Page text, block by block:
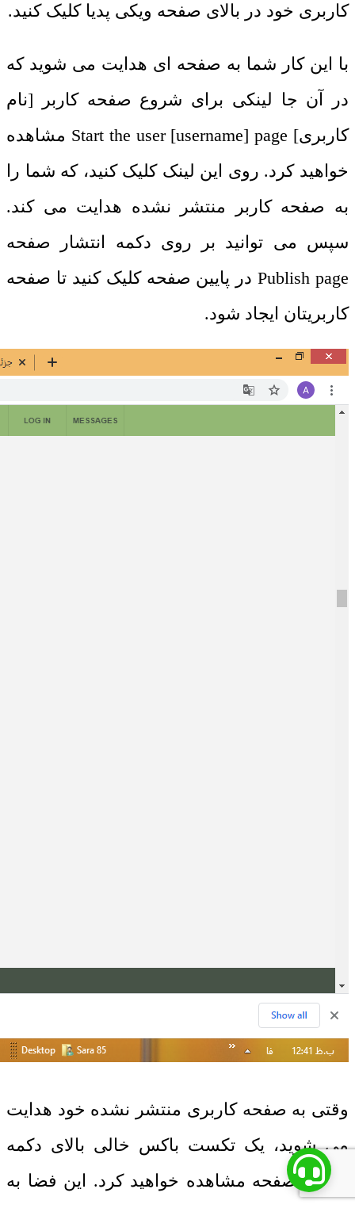
کاربری خود در بالای صفحه ویکی پدیا کلیک کنید.
با این کار شما به صفحه ای هدایت می شوید که
در آن جا لینکی برای شروع صفحه کاربر [نام
کاربری] Start the user [username] page مشاهده
خواهید کرد. روی این لینک کلیک کنید، که شما را
به صفحه کاربر منتشر نشده هدایت می کند.
سپس می توانید بر روی دکمه انتشار صفحه
Publish pageدر پایین صفحه کلیک کنید تا صفحه
کاربریتان ایجاد شود.
وقتی به صفحه کاربری منتشر نشده خود هدایت
می شوید، یک تکست باکس خالی بالای دکمه
انتشار صفحه مشاهده خواهید کرد. این فضا به